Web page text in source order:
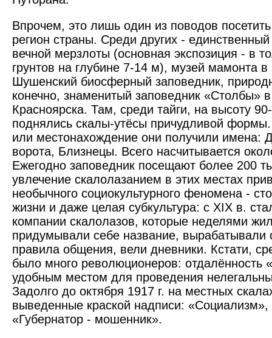
Впрочем, это лишь один из поводов
регион страны. Среди других -
вечной мерзлоты (основная экспозиция - в
грунтов на глубине 7-14 м), музей мамонта
Шушенский биосферный заповедник,
конечно, знаменитый заповедник «Столбы» в
Красноярска. Там, среди тайги, на высоту
поднялись скалы-утёсы причудливой
или местонахождение они получили имена:
ворота, Близнецы. Всего насчитывается
Ежегодно заповедник посещают более 200
увлечение скалолазанием в этих местах
необычного социокультурного феномена -
жизни и даже целая субкультура: с XIX в.
компании скалолазов, которые неделями
придумывали себе название, вырабатывали
правила общения, вели дневники. Кстати,
было много революционеров: отдалённость
удобным местом для проведения
Задолго до октября 1917 г. на местных
выведенные краской надписи:
«Губернатор - мошенник».